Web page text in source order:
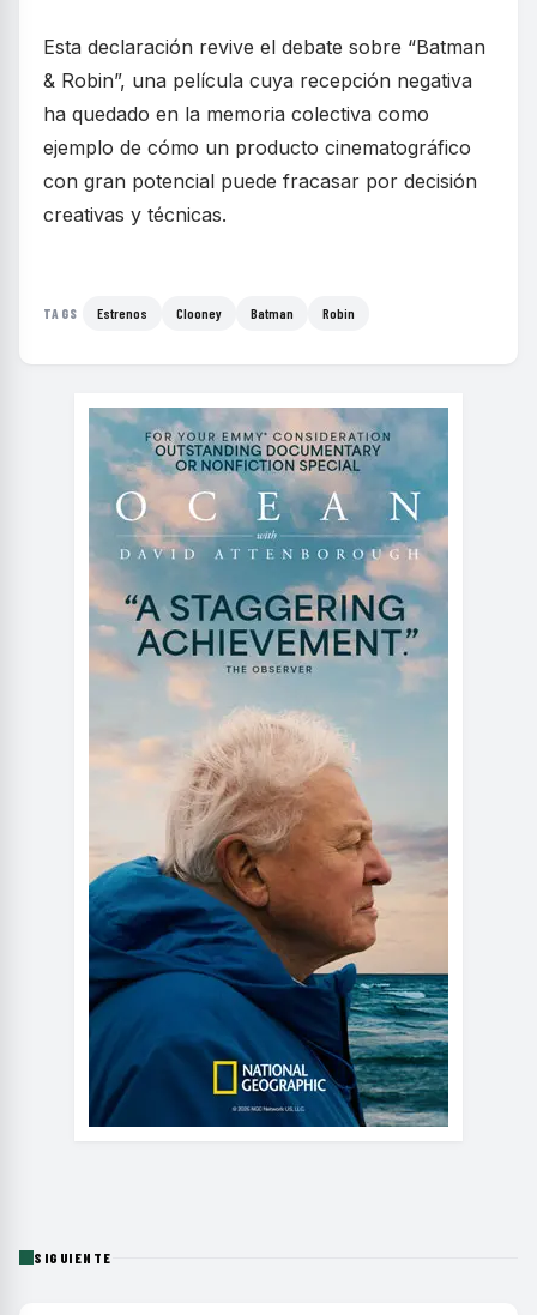
Esta declaración revive el debate sobre “Batman
& Robin”, una película cuya recepción negativa
ha quedado en la memoria colectiva como
ejemplo de cómo un producto cinematográfico
con gran potencial puede fracasar por decisión
creativas y técnicas.
TAGS Estrenos Clooney Batman Robin
SIGUIENTE